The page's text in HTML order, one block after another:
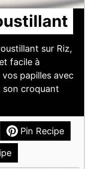
sur Riz,
facile à
papilles avec
son croquant
Pin Recipe